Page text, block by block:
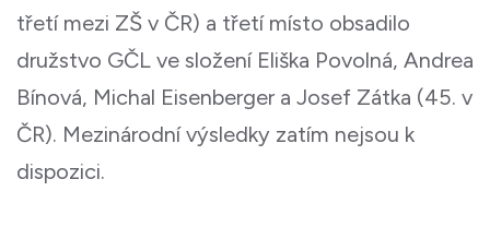
třetí mezi ZŠ v ČR) a třetí místo obsadilo
družstvo GČL ve složení Eliška Povolná, Andrea
Bínová, Michal Eisenberger a Josef Zátka (45. v
ČR). Mezinárodní výsledky zatím nejsou k
dispozici.